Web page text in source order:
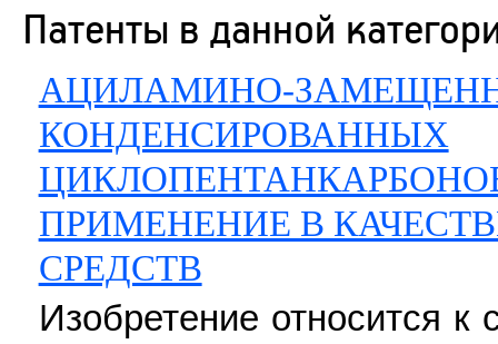
Патенты в данной
АЦИЛАМИНО-
КОНДЕНСИРОВАННЫХ
ПРИМЕНЕНИЕ В
СРЕДСТВ
Изобретение относится